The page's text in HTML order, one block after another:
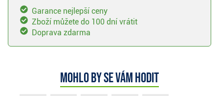
Garance nejlepší ceny
Zboží můžete do 100 dní vrátit
Doprava zdarma
Mohlo by se vám hodit